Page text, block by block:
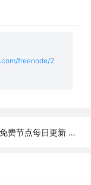
freenode/2
免费节点每日更新 | 2026年03月03日SSR/V2Ray/Clash可用订阅